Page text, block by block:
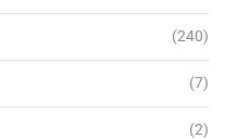
(240)
(7)
(2)